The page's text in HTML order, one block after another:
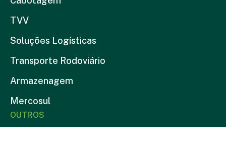
TVV
Soluções Logísticas
Transporte Rodoviário
Armazenagem
Mercosul
OUTROS